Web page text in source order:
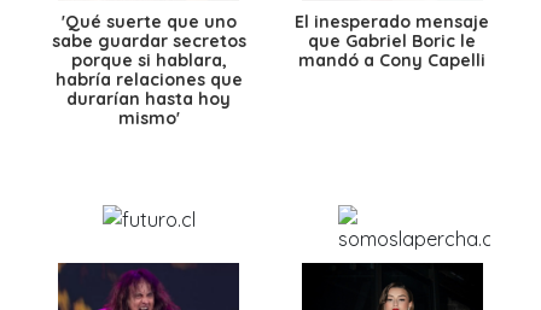
'Qué suerte que uno
sabe guardar secretos
porque si hablara,
habría relaciones que
durarían hasta hoy
mismo'
El inesperado mensaje
que Gabriel Boric le
mandó a Cony Capelli